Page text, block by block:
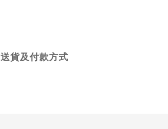
送貨及付款方式